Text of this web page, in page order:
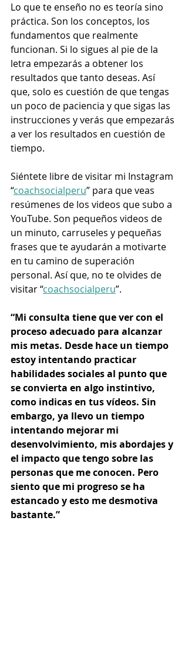
Lo que te enseño no es teoría sino
práctica. Son los conceptos, los
fundamentos que realmente
funcionan. Si lo sigues al pie de la
letra empezarás a obtener los
resultados que tanto deseas. Así
que, solo es cuestión de que tengas
un poco de paciencia y que sigas las
instrucciones y verás que empezarás
a ver los resultados en cuestión de
tiempo.
Siéntete libre de visitar mi Instagram
“coachsocialperu” para que veas
resúmenes de los videos que subo a
YouTube. Son pequeños videos de
un minuto, carruseles y pequeñas
frases que te ayudarán a motivarte
en tu camino de superación
personal. Así que, no te olvides de
visitar “coachsocialperu”.
“Mi consulta tiene que ver con el
proceso adecuado para alcanzar
mis metas. Desde hace un tiempo
estoy intentando practicar
habilidades sociales al punto que
se convierta en algo instintivo,
como indicas en tus vídeos. Sin
embargo, ya llevo un tiempo
intentando mejorar mi
desenvolvimiento, mis abordajes y
el impacto que tengo sobre las
personas que me conocen. Pero
siento que mi progreso se ha
estancado y esto me desmotiva
bastante.”